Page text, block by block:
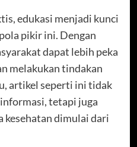
edukasi menjadi kunci
pikir ini. Dengan
dapat lebih peka
melakukan tindakan
artikel seperti ini tidak
tetapi juga
kesehatan dimulai dari